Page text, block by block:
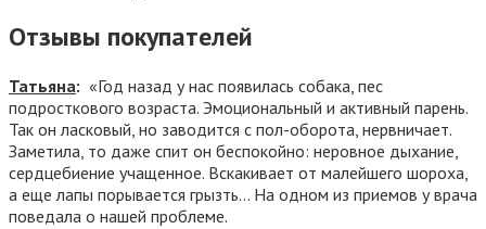
Отзывы покупателей
Татьяна: «Год назад у нас появилась собака, пес
подросткового возраста. Эмоциональный и активный парень.
Так он ласковый, но заводится с пол-оборота, нервничает.
Заметила, то даже спит он беспокойно: неровное дыхание,
сердцебиение учащенное. Вскакивает от малейшего шороха,
а еще лапы порывается грызть… На одном из приемов у врача
поведала о нашей проблеме.